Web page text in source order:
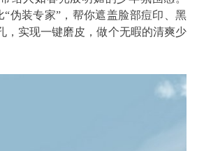
伪装专家”，帮你遮盖脸部痘印、黑
，实现一键磨皮，做个无暇的清爽少